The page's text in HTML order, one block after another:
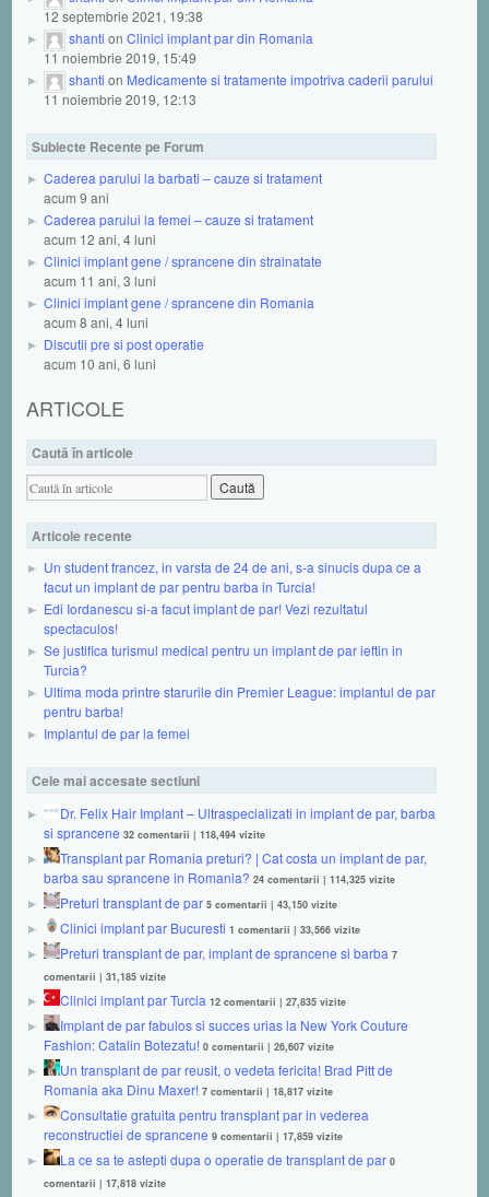
12 septembrie 2021, 19:38
shanti on Clinici implant par din Romania
11 noiembrie 2019, 15:49
shanti on Medicamente si tratamente impotriva caderii parului
11 noiembrie 2019, 12:13
Subiecte Recente pe Forum
Caderea parului la barbati – cauze si tratament
acum 9 ani
Caderea parului la femei – cauze si tratament
acum 12 ani, 4 luni
Clinici implant gene / sprancene din strainatate
acum 11 ani, 3 luni
Clinici implant gene / sprancene din Romania
acum 8 ani, 4 luni
Discutii pre si post operatie
acum 10 ani, 6 luni
ARTICOLE
Caută în articole
Articole recente
Un student francez, in varsta de 24 de ani, s-a sinucis dupa ce a
facut un implant de par pentru barba in Turcia!
Edi Iordanescu si-a facut implant de par! Vezi rezultatul
spectaculos!
Se justifica turismul medical pentru un implant de par ieftin in
Turcia?
Ultima moda printre starurile din Premier League: implantul de par
pentru barba!
Implantul de par la femei
Cele mai accesate sectiuni
Dr. Felix Hair Implant – Ultraspecializati in implant de par, barba
si sprancene 32 comentarii | 118,494 vizite
Transplant par Romania preturi? | Cat costa un implant de par,
barba sau sprancene in Romania? 24 comentarii | 114,325 vizite
Preturi transplant de par 5 comentarii | 43,150 vizite
Clinici implant par Bucuresti 1 comentarii | 33,566 vizite
Preturi transplant de par, implant de sprancene si barba 7
comentarii | 31,185 vizite
Clinici implant par Turcia 12 comentarii | 27,835 vizite
Implant de par fabulos si succes urias la New York Couture
Fashion: Catalin Botezatu! 0 comentarii | 26,607 vizite
Un transplant de par reusit, o vedeta fericita! Brad Pitt de
Romania aka Dinu Maxer! 7 comentarii | 18,817 vizite
Consultatie gratuita pentru transplant par in vederea
reconstructiei de sprancene 9 comentarii | 17,859 vizite
La ce sa te astepti dupa o operatie de transplant de par 0
comentarii | 17,818 vizite